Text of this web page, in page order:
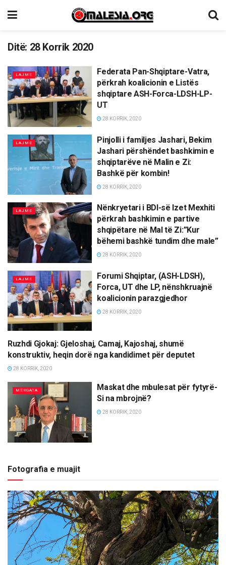
Ditë: 28 Korrik 2020
LAJME
Federata Pan-Shqiptare-Vatra,
përkrah koalicionin e Listës
shqiptare ASH-Forca-LDSH-LP-
UT
28 KORRIK, 2020
LAJME
Pinjolli i familjes Jashari, Bekim
Jashari përshëndet bashkimin e
shqiptarëve në Malin e Zi:
Bashkë për kombin!
28 KORRIK, 2020
LAJME
Nënkryetari i BDI-së Izet Mexhiti
përkrah bashkimin e partive
shqipëtare në Mal të Zi:”Kur
bëhemi bashkë tundim dhe male”
28 KORRIK, 2020
LAJME
Forumi Shqiptar, (ASH-LDSH),
Forca, UT dhe LP, nënshkruajnë
koalicionin parazgjedhor
28 KORRIK, 2020
LAJME
Ruzhdi Gjokaj: Gjeloshaj, Camaj, Kajoshaj, shumë
konstruktiv, heqin dorë nga kandidimet për deputet
28 KORRIK, 2020
MËRGATA
Maskat dhe mbulesat për fytyrë-
Si na mbrojnë?
28 KORRIK, 2020
Fotografia e muajit